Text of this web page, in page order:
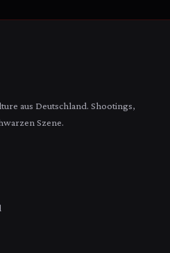
aus Deutschland. Shootings,
Szene.